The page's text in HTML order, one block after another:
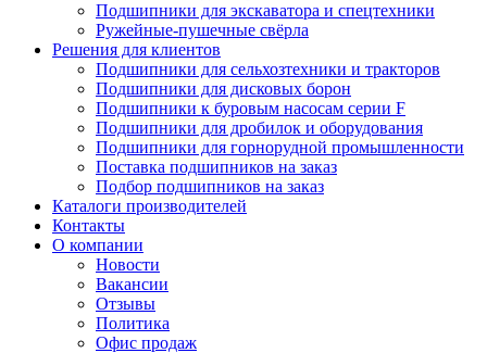
Подшипники для экскаватора и спецтехники
Ружейные-пушечные свёрла
Решения для клиентов
Подшипники для сельхозтехники и тракторов
Подшипники для дисковых борон
Подшипники к буровым насосам серии F
Подшипники для дробилок и оборудования
Подшипники для горнорудной промышленности
Поставка подшипников на заказ
Подбор подшипников на заказ
Каталоги производителей
Контакты
О компании
Новости
Вакансии
Отзывы
Политика
Офис продаж